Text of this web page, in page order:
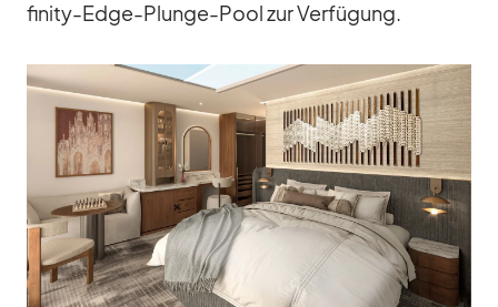
fi­nity-Edge-Plunge-Pool zur Ver­fü­gung.